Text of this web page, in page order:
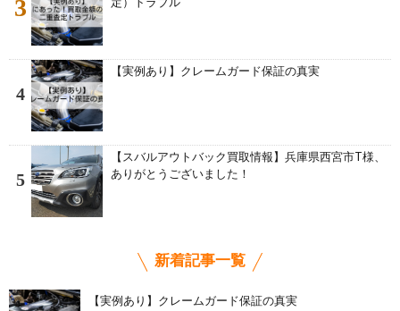
3
4
【実例あり】クレームガード保証の真実
5
【スバルアウトバック買取情報】兵庫県西宮市T様、
ありがとうございました！
新着記事一覧
【実例あり】クレームガード保証の真実